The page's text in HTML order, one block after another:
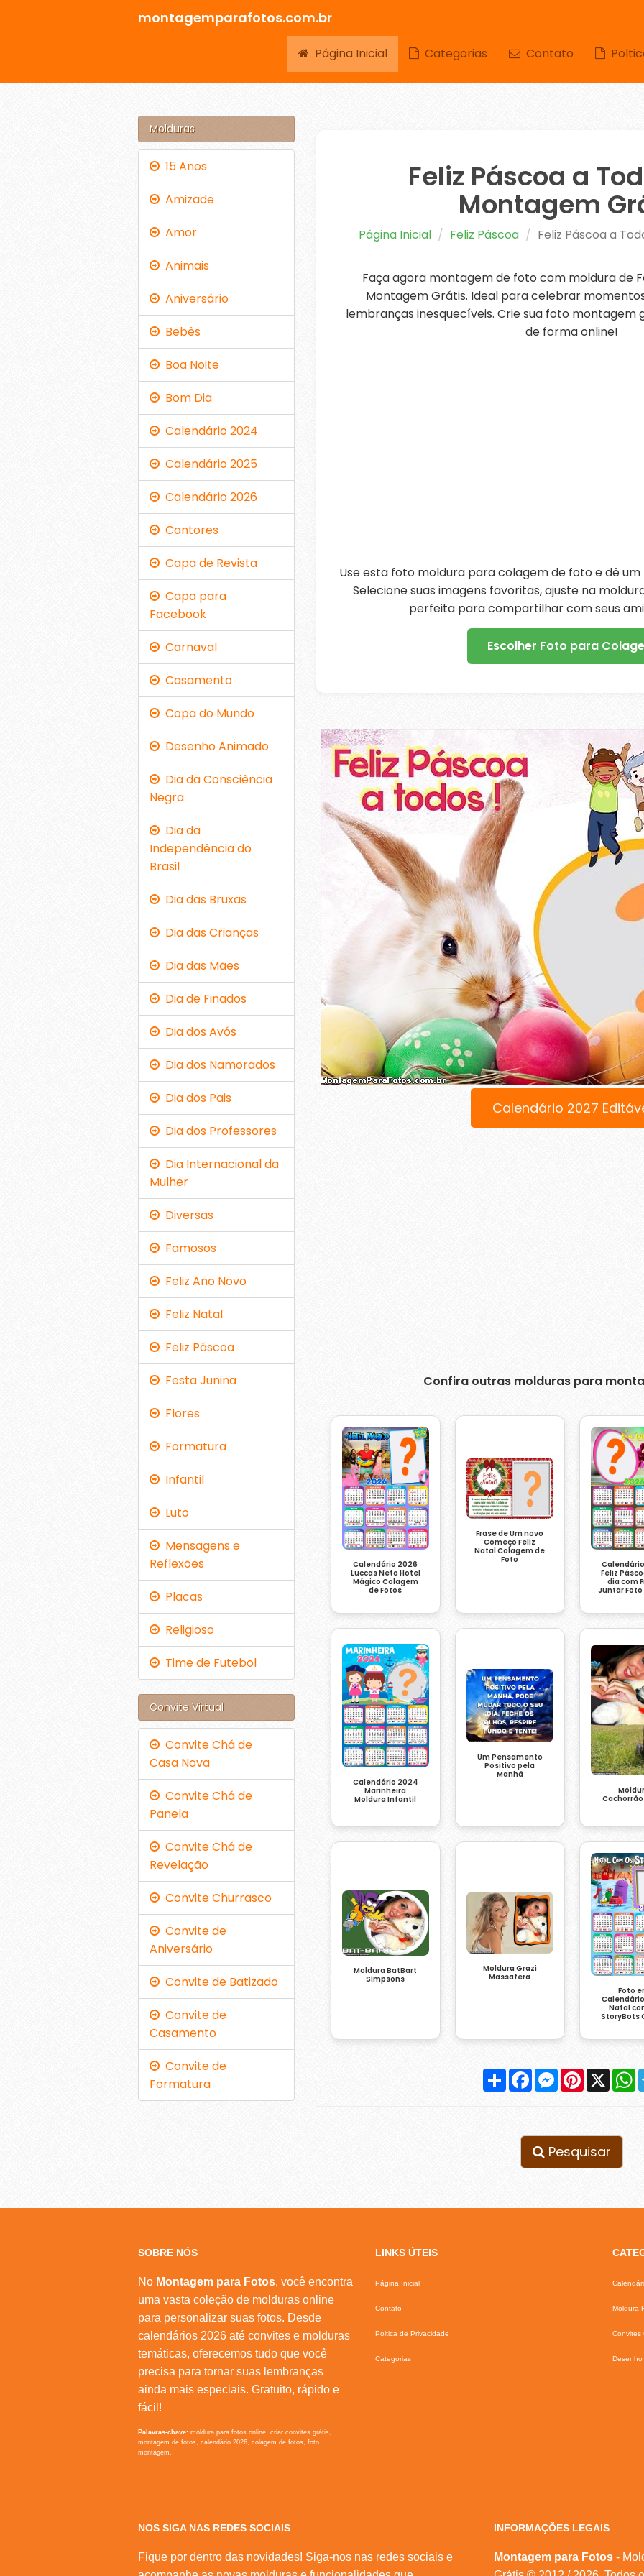
montagemparafotos.com.br
Página Inicial Categorias Contato
Feliz Páscoa a
Montagem
Página Inicial Feliz Páscoa Feliz Páscoa a
Faça agora montagem de foto com moldura de
Montagem Grátis. Ideal para celebrar
lembranças inesquecíveis. Crie sua foto montagem
de forma online!
Use esta foto moldura para colagem de foto e dê um
Selecione suas imagens favoritas, ajuste na
perfeita para compartilhar com seus
Escolher Foto para
Calendário 2027
Confira outras molduras para
Calendário 2026
Luccas Neto Hotel
Mágico Colagem
de Fotos
Frase de Um novo
Começo Feliz
Natal Colagem de
Foto
Feliz
dia com
Juntar
Calendário 2024
Marinheira
Moldura Infantil
Um Pensamento
Positivo pela
Manhã
Moldura BatBart
Simpsons
Moldura Grazi
Massafera
Foto
Natal
StoryBots
Compartilhar
FacebookMessenger
Pinterest
X
Pesquisar
Molduras
15 Anos
Amizade
Amor
Animais
Aniversário
Bebês
Boa Noite
Bom Dia
Calendário 2024
Calendário 2025
Calendário 2026
Cantores
Capa de Revista
Capa para
Facebook
Carnaval
Casamento
Copa do Mundo
Desenho Animado
Dia da Consciência
Negra
Dia da
Independência do
Brasil
Dia das Bruxas
Dia das Crianças
Dia das Mães
Dia de Finados
Dia dos Avós
Dia dos Namorados
Dia dos Pais
Dia dos Professores
Dia Internacional da
Mulher
Diversas
Famosos
Feliz Ano Novo
Feliz Natal
Feliz Páscoa
Festa Junina
Flores
Formatura
Infantil
Luto
Mensagens e
Reflexões
Placas
Religioso
Time de Futebol
Convite Virtual
Convite Chá de
Casa Nova
Convite Chá de
Panela
Convite Chá de
Revelação
Convite Churrasco
Convite de
Aniversário
Convite de Batizado
Convite de
Casamento
Convite de
Formatura
SOBRE NÓS
No Montagem para Fotos, você encontra
uma vasta coleção de molduras online
para personalizar suas fotos. Desde
calendários 2026 até convites e molduras
temáticas, oferecemos tudo que você
precisa para tornar suas lembranças
ainda mais especiais. Gratuito, rápido e
fácil!
Palavras-chave: moldura para fotos online, criar convites grátis,
montagem de fotos, calendário 2026, colagem de fotos, foto
montagem.
LINKS ÚTEIS
Página Inicial
Contato
Poltica de Privacidade
Categorias
Moldura
Convites
Desenho
NOS SIGA NAS REDES SOCIAIS
Fique por dentro das novidades! Siga-nos nas redes sociais e
INFORMAÇÕES LEGAIS
Montagem para Fotos -